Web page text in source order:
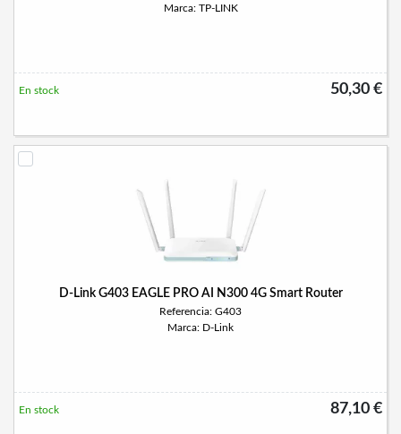
Marca: TP-LINK
50,30 €
En stock
D-Link G403 EAGLE PRO AI N300 4G Smart Router
Referencia: G403
Marca: D-Link
87,10 €
En stock